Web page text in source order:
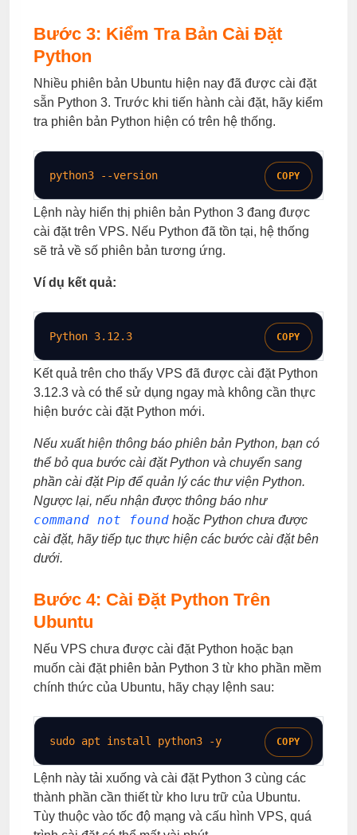
Bước 3: Kiểm Tra Bản Cài Đặt
Python
Nhiều phiên bản Ubuntu hiện nay đã được cài đặt
sẵn Python 3. Trước khi tiến hành cài đặt, hãy kiểm
tra phiên bản Python hiện có trên hệ thống.
python3 --version COPY
Lệnh này hiển thị phiên bản Python 3 đang được
cài đặt trên VPS. Nếu Python đã tồn tại, hệ thống
sẽ trả về số phiên bản tương ứng.
Ví dụ kết quả:
Python 3.12.3 COPY
Kết quả trên cho thấy VPS đã được cài đặt Python
3.12.3 và có thể sử dụng ngay mà không cần thực
hiện bước cài đặt Python mới.
Nếu xuất hiện thông báo phiên bản Python, bạn có
thể bỏ qua bước cài đặt Python và chuyển sang
phần cài đặt Pip để quản lý các thư viện Python.
Ngược lại, nếu nhận được thông báo như
command not found hoặc Python chưa được
cài đặt, hãy tiếp tục thực hiện các bước cài đặt bên
dưới.
Bước 4: Cài Đặt Python Trên
Ubuntu
Nếu VPS chưa được cài đặt Python hoặc bạn
muốn cài đặt phiên bản Python 3 từ kho phần mềm
chính thức của Ubuntu, hãy chạy lệnh sau:
sudo apt install python3 -y COPY
Lệnh này tải xuống và cài đặt Python 3 cùng các
thành phần cần thiết từ kho lưu trữ của Ubuntu.
Tùy thuộc vào tốc độ mạng và cấu hình VPS, quá